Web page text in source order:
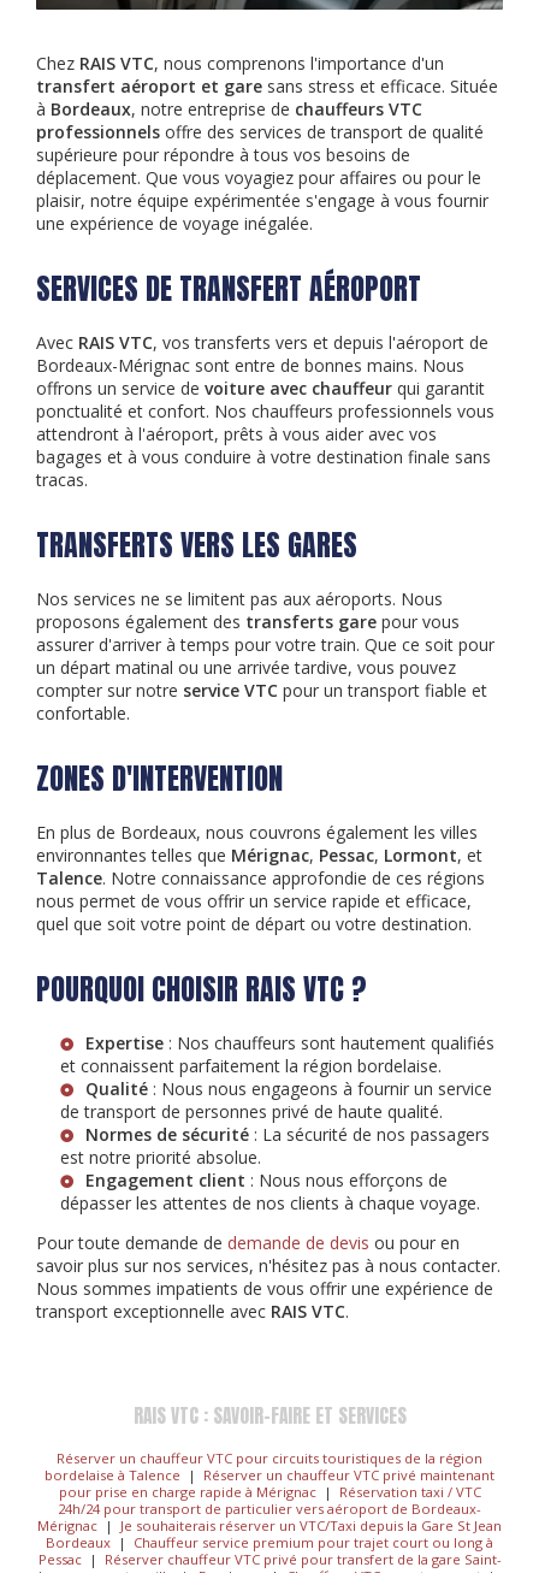
Chez RAIS VTC, nous comprenons l'importance d'un
transfert aéroport et gare sans stress et efficace. Située
à Bordeaux, notre entreprise de chauffeurs VTC
professionnels offre des services de transport de qualité
supérieure pour répondre à tous vos besoins de
déplacement. Que vous voyagiez pour affaires ou pour le
plaisir, notre équipe expérimentée s'engage à vous fournir
une expérience de voyage inégalée.
SERVICES DE TRANSFERT AÉROPORT
Avec RAIS VTC, vos transferts vers et depuis l'aéroport de
Bordeaux-Mérignac sont entre de bonnes mains. Nous
offrons un service de voiture avec chauffeur qui garantit
ponctualité et confort. Nos chauffeurs professionnels vous
attendront à l'aéroport, prêts à vous aider avec vos
bagages et à vous conduire à votre destination finale sans
tracas.
TRANSFERTS VERS LES GARES
Nos services ne se limitent pas aux aéroports. Nous
proposons également des transferts gare pour vous
assurer d'arriver à temps pour votre train. Que ce soit pour
un départ matinal ou une arrivée tardive, vous pouvez
compter sur notre service VTC pour un transport fiable et
confortable.
ZONES D'INTERVENTION
En plus de Bordeaux, nous couvrons également les villes
environnantes telles que Mérignac, Pessac, Lormont, et
Talence. Notre connaissance approfondie de ces régions
nous permet de vous offrir un service rapide et efficace,
quel que soit votre point de départ ou votre destination.
POURQUOI CHOISIR RAIS VTC ?
Expertise : Nos chauffeurs sont hautement qualifiés
et connaissent parfaitement la région bordelaise.
Qualité : Nous nous engageons à fournir un service
de transport de personnes privé de haute qualité.
Normes de sécurité : La sécurité de nos passagers
est notre priorité absolue.
Engagement client : Nous nous efforçons de
dépasser les attentes de nos clients à chaque voyage.
Pour toute demande de demande de devis ou pour en
savoir plus sur nos services, n'hésitez pas à nous contacter.
Nous sommes impatients de vous offrir une expérience de
transport exceptionnelle avec RAIS VTC.
RAIS VTC : SAVOIR-FAIRE ET SERVICES
Réserver un chauffeur VTC pour circuits touristiques de la région
bordelaise à Talence | Réserver un chauffeur VTC privé maintenant
pour prise en charge rapide à Mérignac| Réservation taxi / VTC
24h/24 pour transport de particulier vers aéroport de Bordeaux-
Mérignac | Je souhaiterais réserver un VTC/Taxi depuis la Gare St Jean
Bordeaux | Chauffeur service premium pour trajet court ou long à
Pessac| Réserver chauffeur VTC privé pour transfert de la gare Saint-